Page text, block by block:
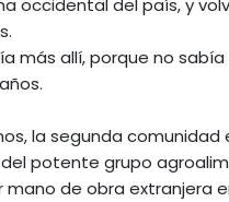
occidental del país, y
más allí, porque no
la segunda
potente grupo
de obra extranjera